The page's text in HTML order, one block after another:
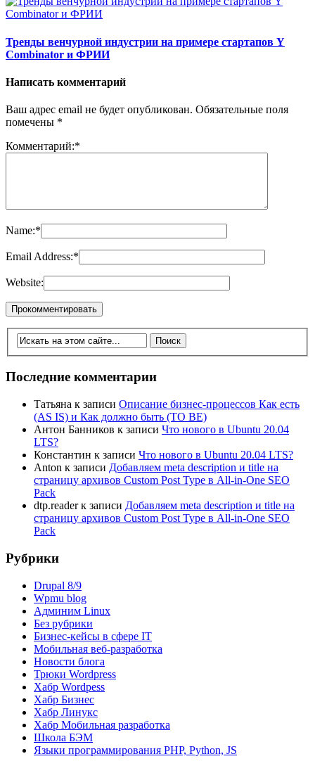
Тренды венчурной индустрии на примере стартапов Y
Combinator и ФРИИ
Написать комментарий
Ваш адрес email не будет опубликован. Обязательные поля
помечены *
Комментарий:*
Name:*
Email Address:*
Website:
Последние комментарии
Татьяна к записи Описание бизнес-процессов Как есть
(AS IS) и Как должно быть (TO BE)
Антон Банников к записи Что нового в Ubuntu 20.04
LTS?
Константин к записи Что нового в Ubuntu 20.04 LTS?
Anton к записи Добавляем meta description и title на
страницу архивов Custom Post Type в All-in-One SEO
Pack
dtp.readerк записи Добавляем meta description и title на
страницу архивов Custom Post Type в All-in-One SEO
Pack
Рубрики
Drupal 8/9
Wpmu blog
Админим Linux
Без рубрики
Бизнес-кейсы в сфере IT
Мобильная веб-разработка
Новости блога
Трюки Wordpress
Хабр Wordpess
Хабр Бизнес
Хабр Линукс
Хабр Мобильная разработка
Школа БЭМ
Языки программирования PHP, Python, JS